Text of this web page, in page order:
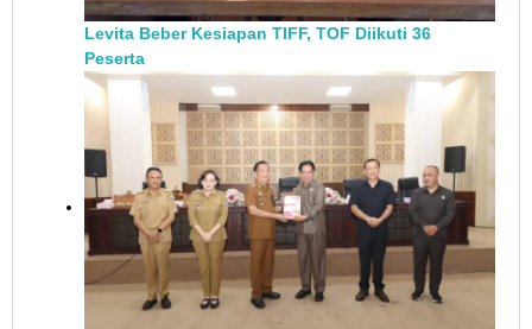
Levita Beber Kesiapan TIFF, TOF Diikuti 36
Peserta